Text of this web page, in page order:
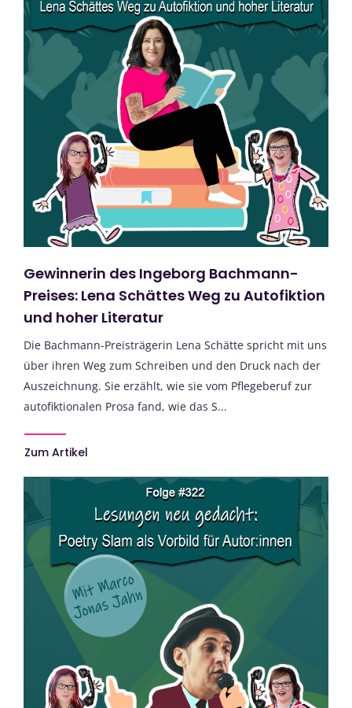
Gewinnerin des Ingeborg Bachmann-
Preises: Lena Schättes Weg zu Autofiktion
und hoher Literatur
Die Bachmann-Preisträgerin Lena Schätte spricht mit uns
über ihren Weg zum Schreiben und den Druck nach der
Auszeichnung. Sie erzählt, wie sie vom Pflegeberuf zur
autofiktionalen Prosa fand, wie das S...
Zum Artikel